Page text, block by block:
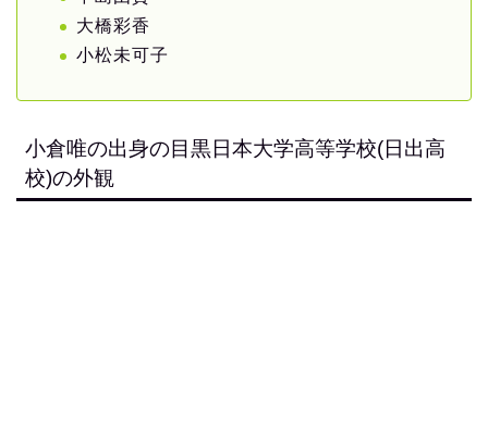
大橋彩香
小松未可子
小倉唯の出身の目黒日本大学高等学校(日出高
校)の外観